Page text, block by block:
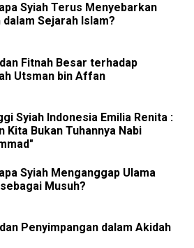
Syiah Terus Menyebarkan
dalam Sejarah Islam?
Fitnah Besar terhadap
Utsman bin Affan
Syiah Indonesia Emilia Renita :
Kita Bukan Tuhannya Nabi
Syiah Menganggap Ulama
Musuh?
Penyimpangan dalam Akidah